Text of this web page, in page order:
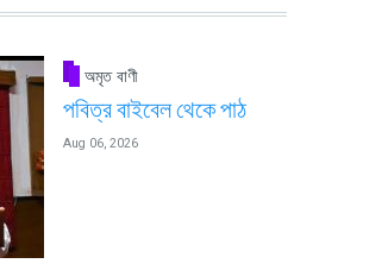
অমৃত বাণী
পবিত্র বাইবেল থেকে পাঠ
Aug 06, 2026